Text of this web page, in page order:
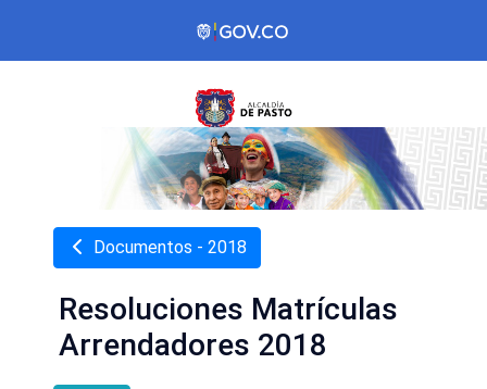
Documentos - 2018
Resoluciones Matrículas
Arrendadores 2018